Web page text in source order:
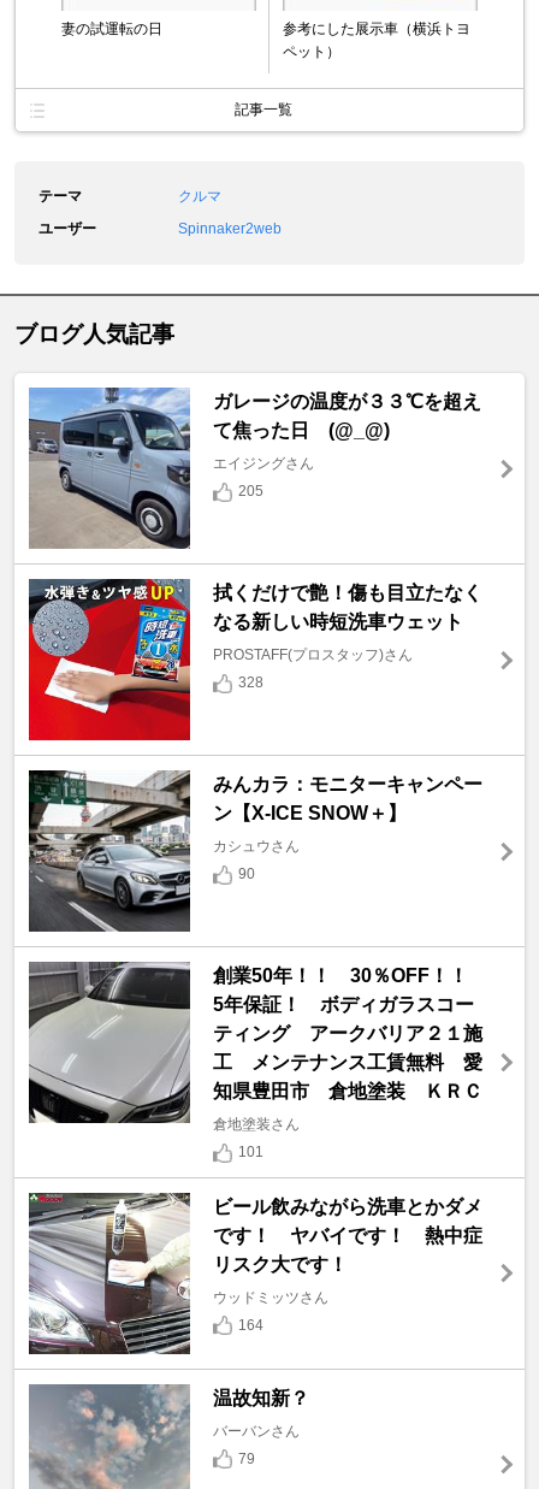
妻の試運転の日
参考にした展示車（横浜トヨ
ペット）
記事一覧
テーマ
クルマ
ユーザー
Spinnaker2web
ブログ人気記事
ガレージの温度が３３℃を超え
て焦った日 (@_@)
エイジングさん
205
拭くだけで艶！傷も目立たなく
なる新しい時短洗車ウェット
PROSTAFF(プロスタッフ)さん
328
みんカラ：モニターキャンペー
ン【X-ICE SNOW＋】
カシュウさん
90
創業50年！！ 30％OFF！！
5年保証！ ボディガラスコー
ティング アークバリア２１施
工 メンテナンス工賃無料 愛
知県豊田市 倉地塗装 ＫＲＣ
倉地塗装さん
101
ビール飲みながら洗車とかダメ
です！ ヤバイです！ 熱中症
リスク大です！
ウッドミッツさん
164
温故知新？
バーバンさん
79